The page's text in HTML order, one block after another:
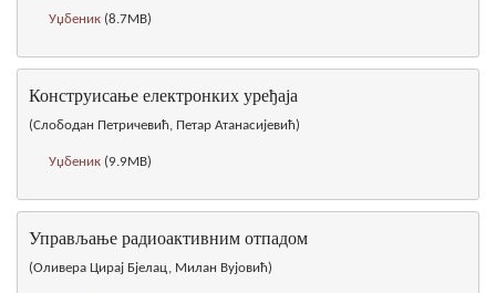
Уџбеник (8.7MB)
Конструисање електронких уређаја
(Слободан Петричевић, Петар Атанасијевић)
Уџбеник (9.9MB)
Управљање радиоактивним отпадом
(Оливера Цирај Бјелац, Милан Вујовић)